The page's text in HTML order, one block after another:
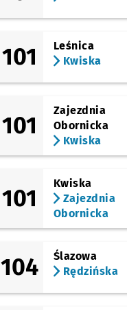
(Maślicka)
(Maślicka)
(Maślicka)
Maślicka (Staw) NŻ
(Maślicka)
Rędzińska (Cmentarz)
(Pilczycka)
Tarczyński Arena
101
Leśnica
Kwiska
101
Zajezdnia
Obornicka
Kwiska
101
Kwiska
Zajezdnia
Obornicka
104
Ślazowa
Rędzińska